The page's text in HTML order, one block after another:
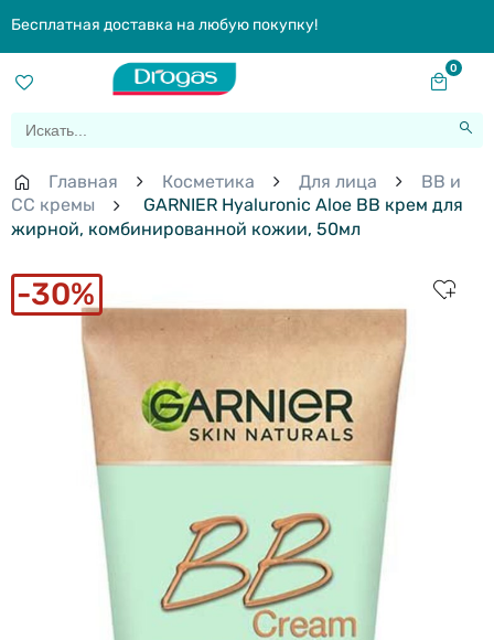
Бесплатная доставка на любую покупку!
0
Главная Косметика Для лица
BB и
СС кремы
GARNIER Hyaluronic Aloe BB крем для
жирной, комбинированной кожии, 50мл
30%